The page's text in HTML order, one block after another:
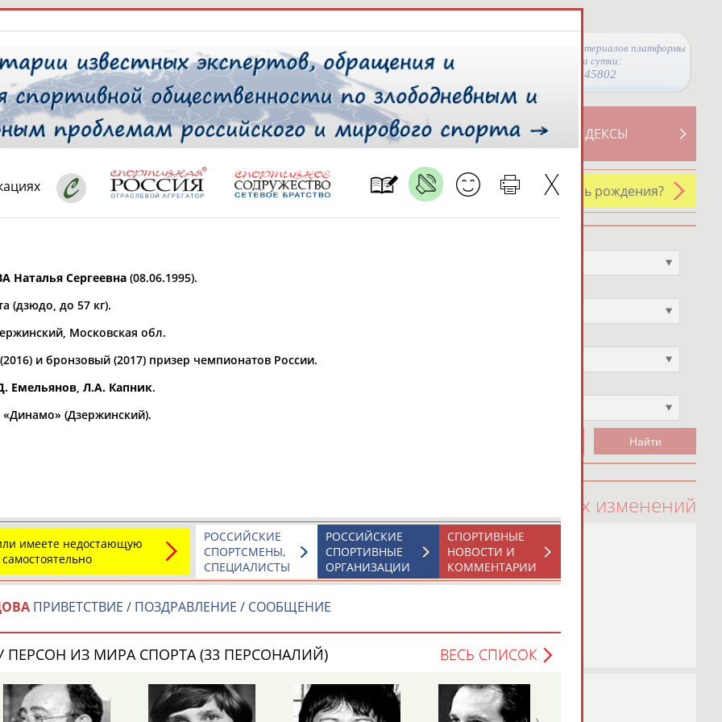
Просмотры материалов платформы
за сутки:
45802
СВОДНЫЕ ИНДЕКСЫ
ТАБЛО АКТИВНОСТИ
РЕСУРСНАЯ ПЛОЩАДКА
У кого сегодня день рождения?
проживания
рождения
чч
100 последних изменений
Сергеевна (08.06.1995).
(дзюдо, до 57 кг).
Московская обл.
и бронзовый (2017) призер чемпионатов России.
Емельянов Л.А. Капник.
«Динамо» (Дзержинский).
имеете недостающую
СПОРТИВНЫЕ
НОВОСТИ И
КОММЕНТАРИИ
РОССИЙСКИЕ
СПОРТИВНЫЕ
ОРГАНИЗАЦИИ
РОССИЙСКИЕ
СПОРТСМЕНЫ,
СПЕЦИАЛИСТЫ
ПРИВЕТСТВИЕ / ПОЗДРАВЛЕНИЕ / СООБЩЕНИЕ
ПЕРСОН ИЗ МИРА СПОРТА (33 ПЕРСОНАЛИЙ) ВЕСЬ СПИСОК